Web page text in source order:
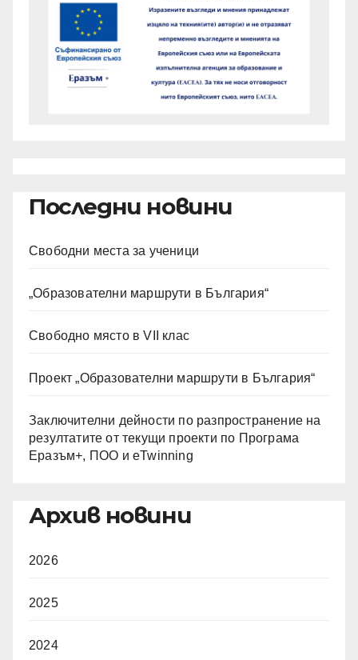
Последни новини
Свободни места за ученици
„Образователни маршрути в България“
Свободно място в VII клас
Проект „Образователни маршрути в България“
Заключителни дейности по разпространение на
резултатите от текущи проекти по Програма
Еразъм+, ПОО и eTwinning
Архив новини
2026
2025
2024